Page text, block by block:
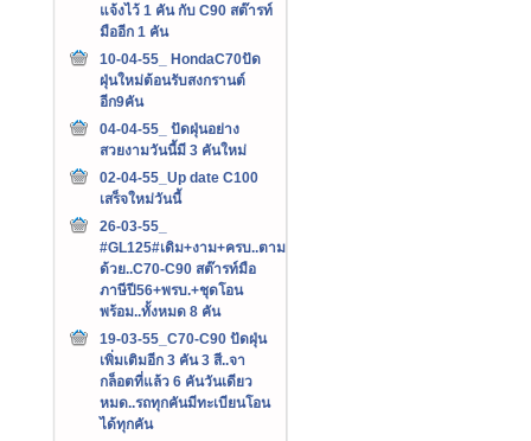
แจ้งไว้ 1 คัน กับ C90 สต๊ารท์
มืออีก 1 คัน
10-04-55_ HondaC70ปัด
ฝุ่นใหม่ต้อนรับสงกรานต์
อีก9คัน
04-04-55_ ปัดฝุ่นอย่าง
สวยงามวันนี้มี 3 คันใหม่
02-04-55_Up date C100
เสร็จใหม่วันนี้
26-03-55_
#GL125#เดิม+งาม+ครบ..ตาม
ด้วย..C70-C90 สต๊ารท์มือ
ภาษีปี56+พรบ.+ชุดโอน
พร้อม..ทั้งหมด 8 คัน
19-03-55_C70-C90 ปัดฝุ่น
เพิ่มเติมอีก 3 คัน 3 สี..จา
กล็อตที่แล้ว 6 คันวันเดียว
หมด..รถทุกคันมีทะเบียนโอน
ได้ทุกคัน